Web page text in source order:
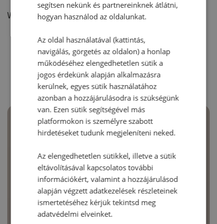
Vélemény írásához, kérjük,jelentkezz be!
RECEPTAJÁNLÓ
segítsen nekünk és partnereinknek átlátni,
hogyan használod az oldalunkat.
Az oldal használatával (kattintás,
navigálás, görgetés az oldalon) a honlap
működéséhez elengedhetetlen sütik a
jogos érdekünk alapján alkalmazásra
kerülnek, egyes sütik használatához
azonban a hozzájárulásodra is szükségünk
van. Ezen sütik segítségével más
platformokon is személyre szabott
hirdetéseket tudunk megjeleníteni neked.
Az elengedhetetlen sütikkel, illetve a sütik
eltávolításával kapcsolatos további
információkért, valamint a hozzájárulásod
alapján végzett adatkezelések részleteinek
ismertetéséhez kérjük tekintsd meg
adatvédelmi elveinket.